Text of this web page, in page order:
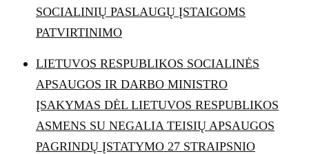
SOCIALINIŲ PASLAUGŲ ĮSTAIGOMS
PATVIRTINIMO
LIETUVOS RESPUBLIKOS SOCIALINĖS
APSAUGOS IR DARBO MINISTRO
ĮSAKYMAS DĖL LIETUVOS RESPUBLIKOS
ASMENS SU NEGALIA TEISIŲ APSAUGOS
PAGRINDŲ ĮSTATYMO 27 STRAIPSNIO